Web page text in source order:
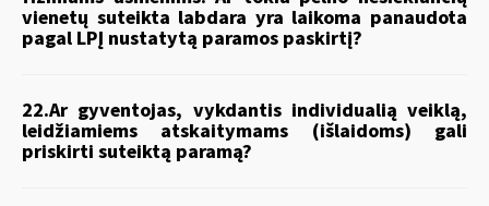
vienetų suteikta labdara yra laikoma panaudota
pagal LPĮ nustatytą paramos paskirtį?
22.Ar gyventojas, vykdantis individualią veiklą,
leidžiamiems atskaitymams (išlaidoms) gali
priskirti suteiktą paramą?